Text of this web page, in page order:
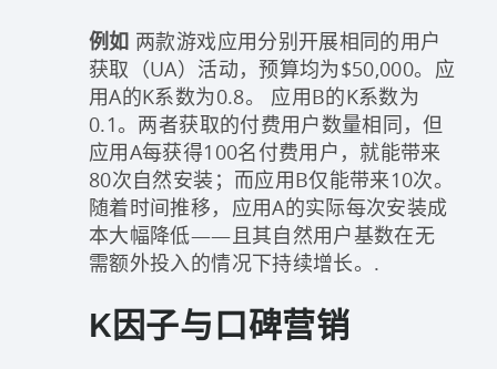
例如 两款游戏应用分别开展相同的用户
获取（UA）活动，预算均为$50,000。应
用A的K系数为0.8。 应用B的K系数为
0.1。两者获取的付费用户数量相同，但
应用A每获得100名付费用户，就能带来
80次自然安装；而应用B仅能带来10次。
随着时间推移，应用A的实际每次安装成
本大幅降低——且其自然用户基数在无
需额外投入的情况下持续增长。.
K因子与口碑营销